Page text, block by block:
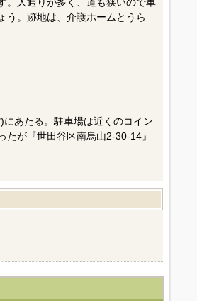
う。跡地は、介護ホームとうら
あたる。駐車場は近くのコイン
が『世田谷区南烏山2-30-14』